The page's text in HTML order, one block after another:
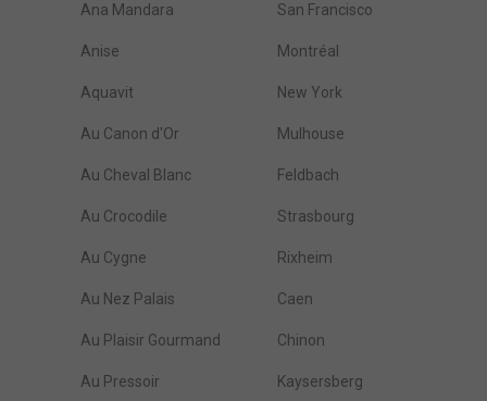
Ana Mandara San Francisco
Anise Montréal
Aquavit New York
Au Canon d'Or Mulhouse
Au Cheval Blanc Feldbach
Au Crocodile Strasbourg
Au Cygne Rixheim
Au Nez Palais Caen
Au Plaisir Gourmand Chinon
Au Pressoir Kaysersberg